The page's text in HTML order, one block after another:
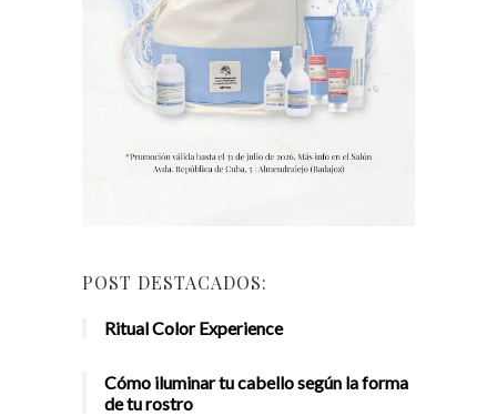
POST DESTACADOS:
Ritual Color Experience
Cómo iluminar tu cabello según la forma
de tu rostro